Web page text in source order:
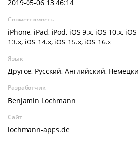
2019-05-06 13:46:14
Совместимость
iPhone, iPad, iPod, iOS 9.x, iOS 10.x,
13.x, iOS 14.x, iOS 15.x, iOS 16.x
Язык
Другое, Русский, Английский,
Разработчик
Benjamin Lochmann
Сайт
lochmann-apps.de